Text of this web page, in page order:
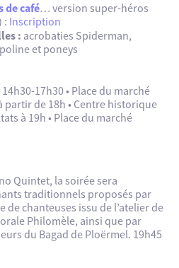
de café… version super-héros
: Inscription
: acrobaties Spiderman,
et poneys
17h30 • Place du marché
partir de 18h • Centre historique
à 19h • Place du marché
Quintet, la soirée sera
traditionnels proposés par
de chanteuses issu de l’atelier de
Philomèle, ainsi que par
du Bagad de Ploërmel. 19h45